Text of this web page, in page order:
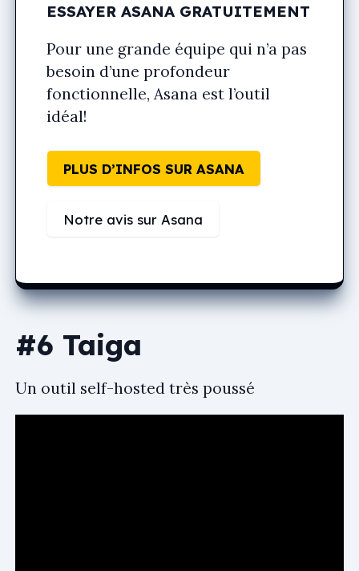
ESSAYER ASANA GRATUITEMENT
Pour une grande équipe qui n’a pas
besoin d’une profondeur
fonctionnelle, Asana est l’outil
idéal!
PLUS D’INFOS SUR ASANA
Notre avis sur Asana
#6 Taiga
Un outil self-hosted très poussé